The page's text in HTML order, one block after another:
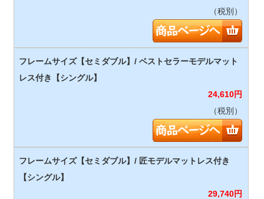
（税別）
24,610円
（税別）
29,740円